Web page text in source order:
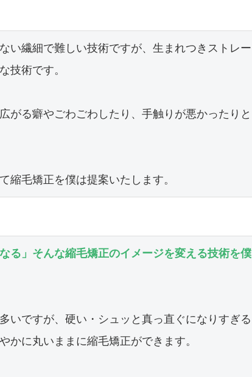
い繊細で難しい技術ですが、生まれつきストレー
技術です。
がる癖やごわごわしたり、手触りが悪かったりと
縮毛矯正を僕は提案いたします。
る」そんな縮毛矯正のイメージを変える技術を僕
いですが、硬い・シュッと真っ直ぐになりすぎる
かに丸いままに縮毛矯正ができます。